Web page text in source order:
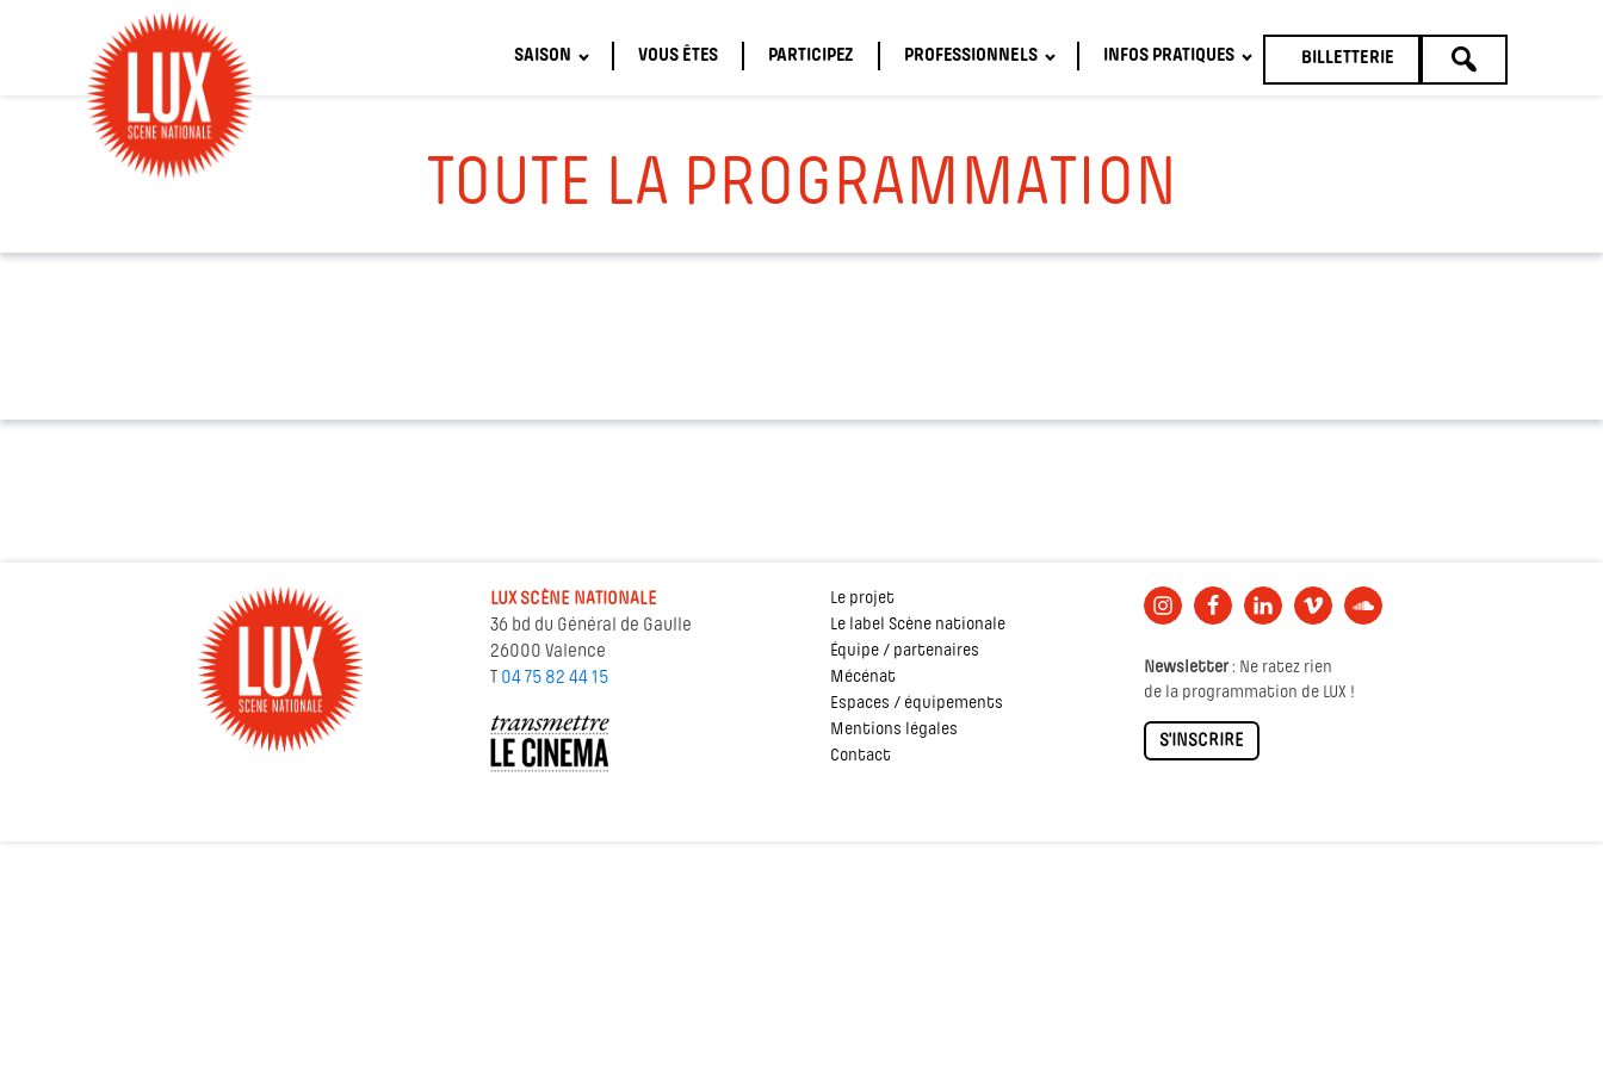
SAISON VOUS ÊTES PARTICIPEZ PROFESSIONNELS INFOS PRATIQUES BILLETTERIE
TOUTE
TOUTE LA PROGRAMMATION
LUX SCÈNE NATIONALE
36 bd du Général de Gaulle
26000 Valence
T 04 75 82 44 15
Le projet
Le label Scène nationale
Équipe / partenaires
Mécénat
Espaces / équipements
Mentions légales
Contact
Newsletter: Ne ratez rien
de la programmation de LUX !
S'INSCRIRE